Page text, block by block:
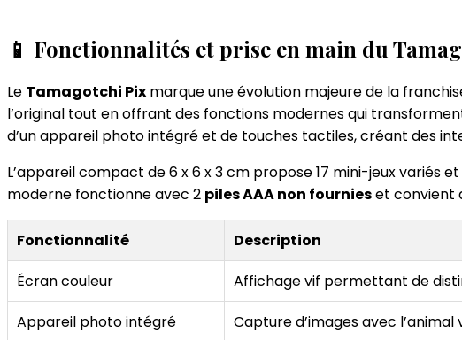
📱 Fonctionnalités et prise en main du
Le Tamagotchi Pix marque une évolution majeure de la
l’original tout en offrant des fonctions modernes qui
d’un appareil photo intégré et de touches tactiles, créant des
L’appareil compact de 6 x 6 x 3 cm propose 17 mini-jeux variés
moderne fonctionne avec 2 piles AAA non fournieset convient
Fonctionnalité Description
Écran couleur
Affichage vif permettant de
Appareil photo intégré
Capture d’images avec l’animal